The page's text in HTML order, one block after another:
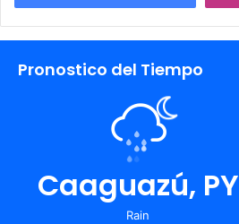
Pronostico del Tiempo
Caaguazú, PY
Rain